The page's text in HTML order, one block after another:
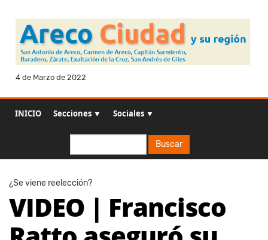
4 de Marzo de 2022
INICIO Secciones ▼ Sociales ▼
Buscar
¿Se viene reelección?
VIDEO | Francisco